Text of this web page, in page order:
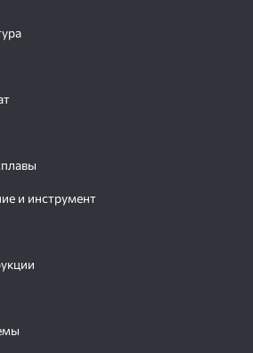
и инструмент